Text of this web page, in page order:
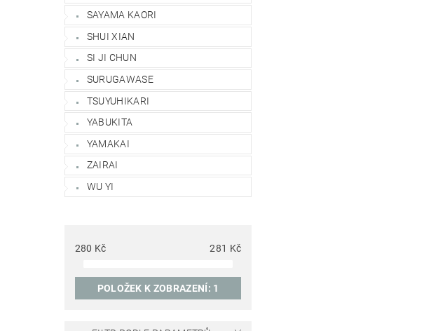
SAYAMA KAORI
SHUI XIAN
SI JI CHUN
SURUGAWASE
TSUYUHIKARI
YABUKITA
YAMAKAI
ZAIRAI
WU YI
280 Kč 281 Kč
POLOŽEK K ZOBRAZENÍ: 1